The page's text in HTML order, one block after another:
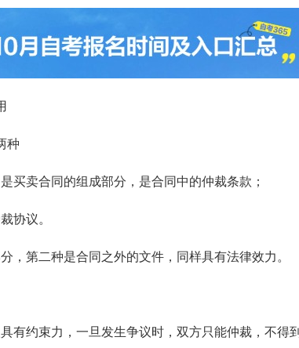
种
卖合同的组成部分，是合同中的仲裁条款；
协议。
第二种是合同之外的文件，同样具有法律效力。
约束力，一旦发生争议时，双方只能仲裁，不得到